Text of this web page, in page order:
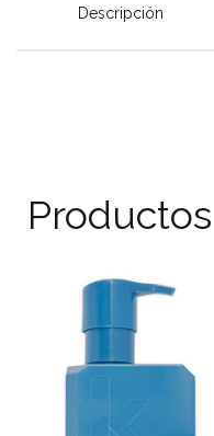
Descripción